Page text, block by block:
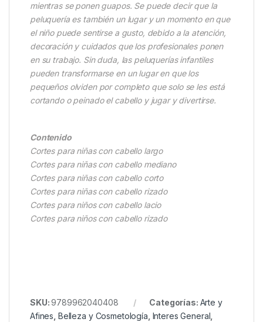
mientras se ponen guapos. Se puede decir que la
peluquería es también un lugar y un momento en que
el niño puede sentirse a gusto, debido a la atención,
decoración y cuidados que los profesionales ponen
en su trabajo. Sin duda, las peluquerías infantiles
pueden transformarse en un lugar en que los
pequeños olviden por completo que solo se les está
cortando o peinado el cabello y jugar y divertirse.
Contenido
Cortes para niñas con cabello largo
Cortes para niñas con cabello mediano
Cortes para niñas con cabello corto
Cortes para niñas con cabello rizado
Cortes para niños con cabello lacio
Cortes para niños con cabello rizado
SKU:9789962040408 Categorías: Arte y
Afines Belleza y Cosmetología Interes General